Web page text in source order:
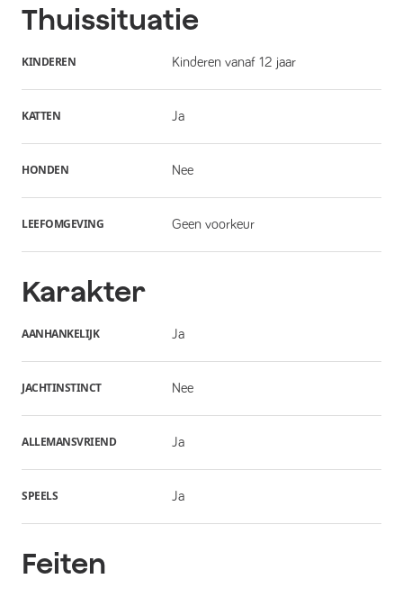
Thuissituatie
KINDEREN Kinderen vanaf 12 jaar
KATTEN Ja
HONDEN Nee
LEEFOMGEVING Geen voorkeur
Karakter
AANHANKELIJK Ja
JACHTINSTINCT Nee
ALLEMANSVRIEND Ja
SPEELS Ja
Feiten